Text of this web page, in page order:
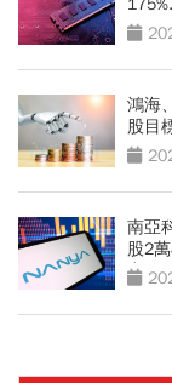
鴻海
股目
南亞
股2
力買